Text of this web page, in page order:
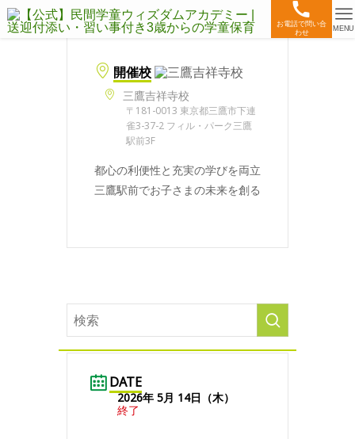
お電話で問い合
わせ
MENU
開催校
三鷹吉祥寺校
〒181-0013 東京都三鷹市下連
雀3-37-2 フィル・パーク三鷹
駅前3F
都心の利便性と充実の学びを両立
三鷹駅前でお子さまの未来を創る
DATE
2026年 5月 14日（木）
終了